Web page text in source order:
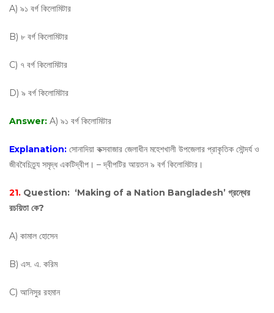
A) ৯১ বর্গ কিলোমিটার
B) ৮ বর্গ কিলোমিটার
C) ৭ বর্গ কিলোমিটার
D) ৯ বর্গ কিলোমিটার
Answer: A) ৯১ বর্গ কিলোমিটার
Explanation: সোনাদিয়া কক্সবাজার জেলাধীন মহেশখালী উপজেলার প্রাকৃতিক সৌন্দর্য ও
জীববৈচিত্র্য সমৃদ্ধ একটিদ্বীপ। – দ্বীপটির আয়তন ৯ বর্গ কিলোমিটার।
21. Question: ‘Making of a Nation Bangladesh’ গ্রন্থের
রচয়িতা কে?
A) কামাল হোসেন
B) এস. এ. করিম
C) আনিসুর রহমান